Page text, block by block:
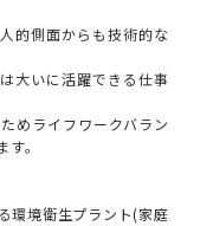
的側面からも技術的な
大いに活躍できる仕事
めライフワークバラン
。
環境衛生プラント(家庭